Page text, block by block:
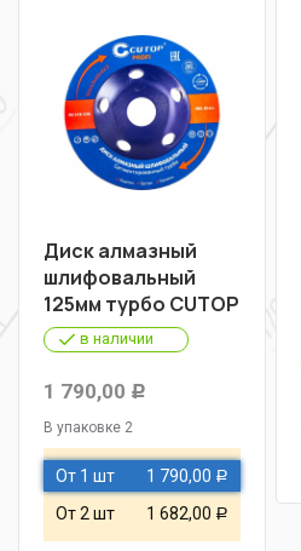
Диск алмазный
шлифовальный
125мм турбо CUTOP
в наличии
1 790,00 Р
В упаковке 2
От 1 шт 1 790,00 Р
От 2 шт 1 682,00 Р